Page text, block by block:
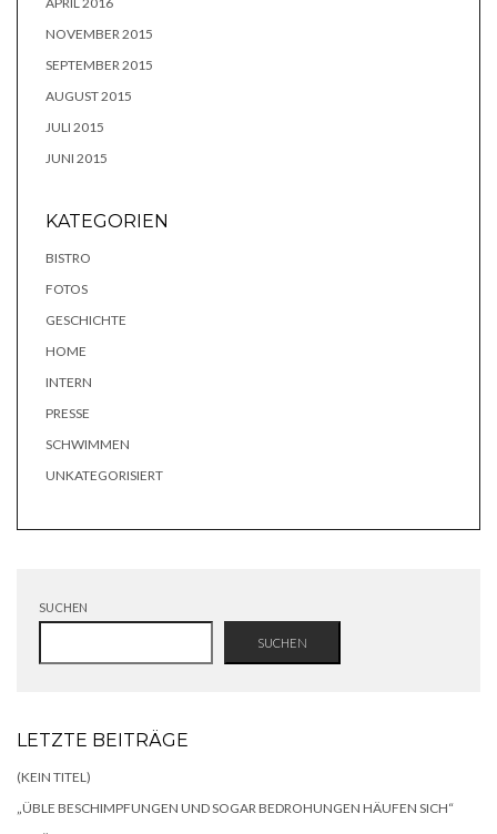
NOVEMBER 2015
SEPTEMBER 2015
AUGUST 2015
JULI 2015
JUNI 2015
KATEGORIEN
BISTRO
FOTOS
GESCHICHTE
HOME
INTERN
PRESSE
SCHWIMMEN
UNKATEGORISIERT
SUCHEN
SUCHEN
LETZTE BEITRÄGE
(KEIN TITEL)
„ÜBLE BESCHIMPFUNGEN UND SOGAR BEDROHUNGEN HÄUFEN SICH“